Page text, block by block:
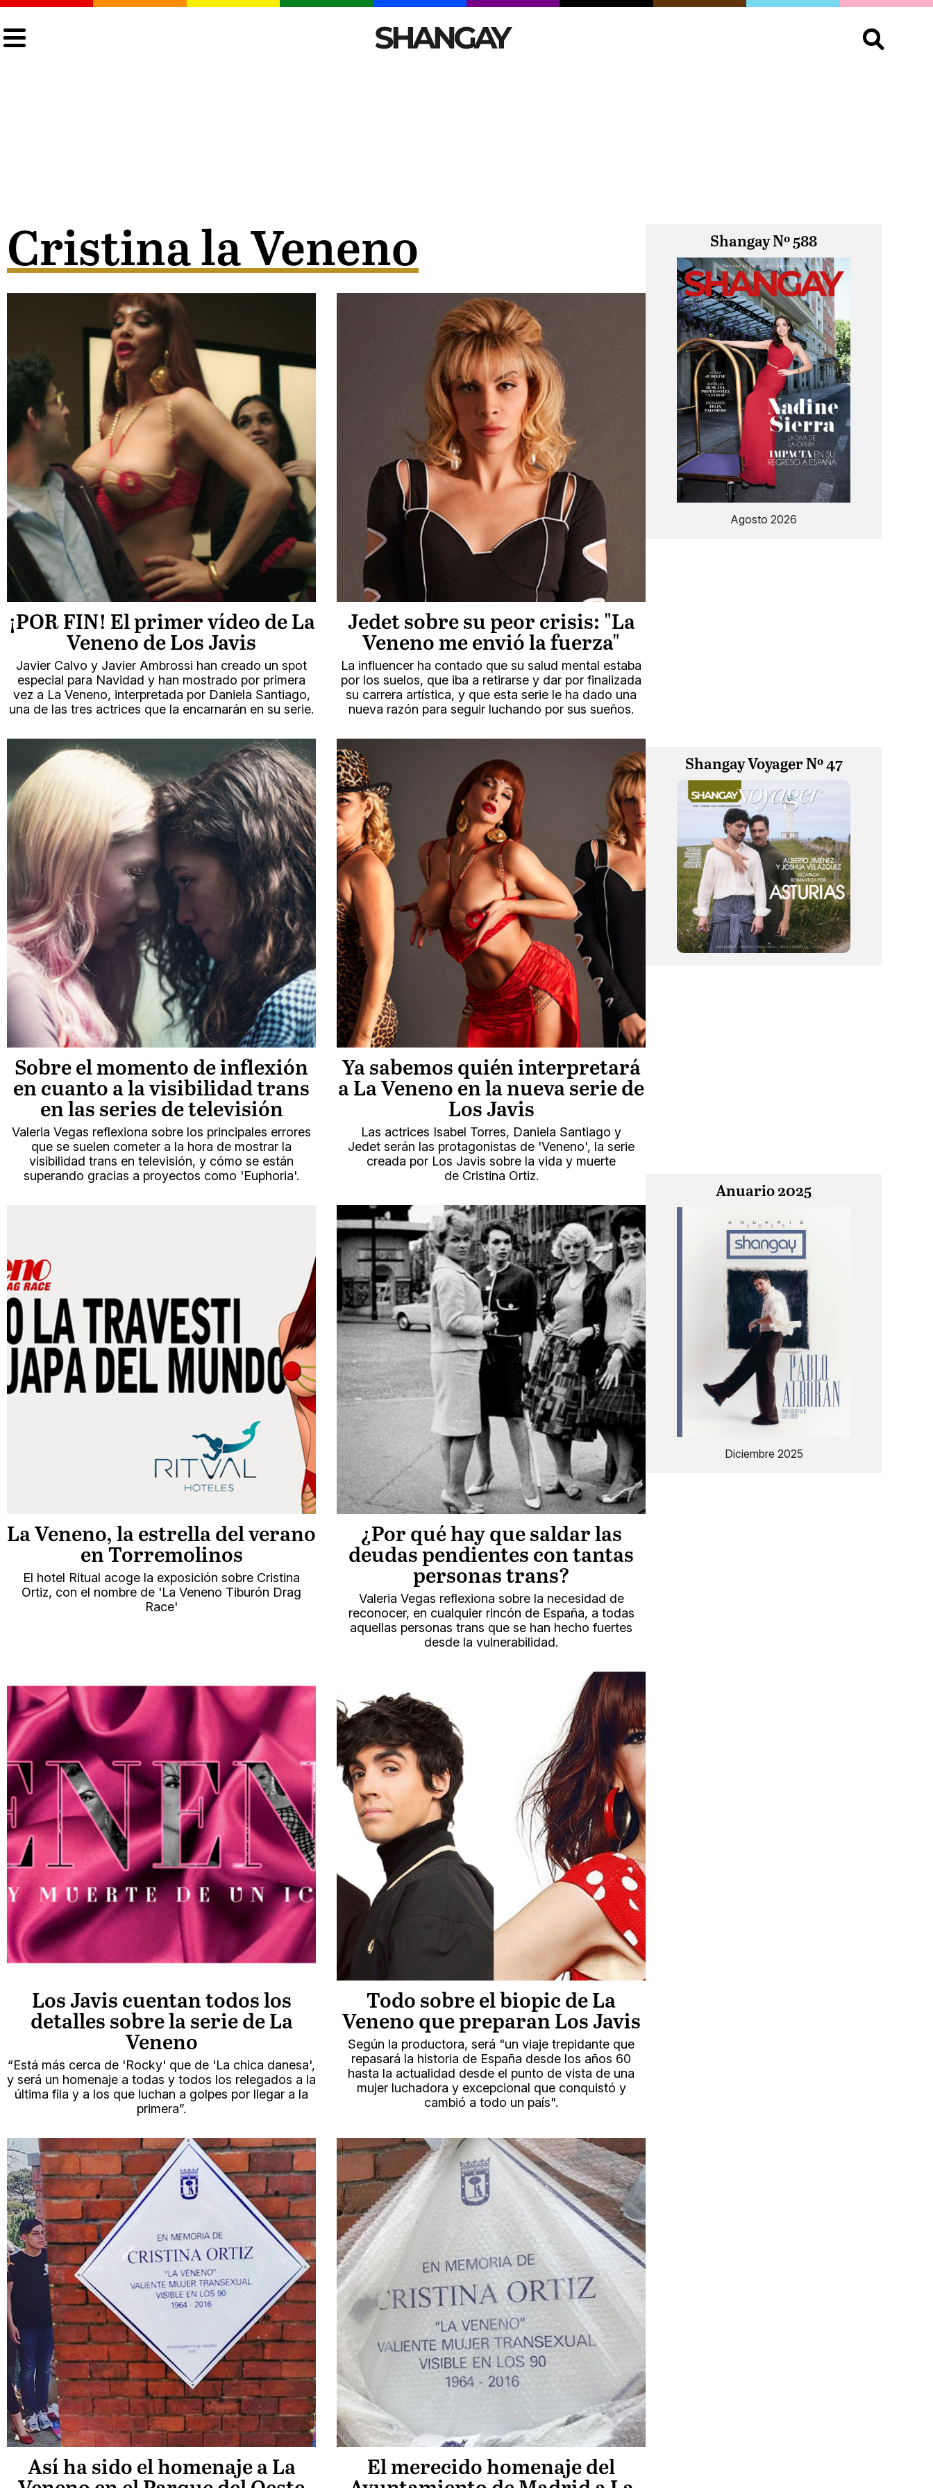
Buscar:
Cristina la Veneno
¡POR FIN! El primer vídeo de La
Veneno de Los Javis
Javier Calvo y Javier Ambrossi han creado un spot
especial para Navidad y han mostrado por primera
vez a La Veneno, interpretada por Daniela Santiago,
una de las tres actrices que la encarnarán en su serie.
Jedet sobre su peor crisis: "La
Veneno me envió la fuerza"
La influencer ha contado que su salud mental estaba
por los suelos, que iba a retirarse y dar por finalizada
su carrera artística, y que esta serie le ha dado una
nueva razón para seguir luchando por sus sueños.
Sobre el momento de inflexión
en cuanto a la visibilidad trans
en las series de televisión
Valeria Vegas reflexiona sobre los principales errores
que se suelen cometer a la hora de mostrar la
visibilidad trans en televisión, y cómo se están
superando gracias a proyectos como 'Euphoria'.
Ya sabemos quién interpretará
a La Veneno en la nueva serie de
Los Javis
Las actrices Isabel Torres, Daniela Santiago y
Jedet serán las protagonistas de 'Veneno', la serie
creada por Los Javis sobre la vida y muerte
de Cristina Ortiz.
La Veneno, la estrella del verano
en Torremolinos
El hotel Ritual acoge la exposición sobre Cristina
Ortiz, con el nombre de 'La Veneno Tiburón Drag
Race'
¿Por qué hay que saldar las
deudas pendientes con tantas
personas trans?
Valeria Vegas reflexiona sobre la necesidad de
reconocer, en cualquier rincón de España, a todas
aquellas personas trans que se han hecho fuertes
desde la vulnerabilidad.
Los Javis cuentan todos los
detalles sobre la serie de La
Veneno
“Está más cerca de 'Rocky' que de 'La chica danesa',
y será un homenaje a todas y todos los relegados a la
última fila y a los que luchan a golpes por llegar a la
primera”.
Todo sobre el biopic de La
Veneno que preparan Los Javis
Según la productora, será "un viaje trepidante que
repasará la historia de España desde los años 60
hasta la actualidad desde el punto de vista de una
mujer luchadora y excepcional que conquistó y
cambió a todo un país".
Así ha sido el homenaje a La
El merecido homenaje del
Shangay Nº 588
Agosto 2026
Shangay Voyager Nº 47
Anuario 2025
Diciembre 2025